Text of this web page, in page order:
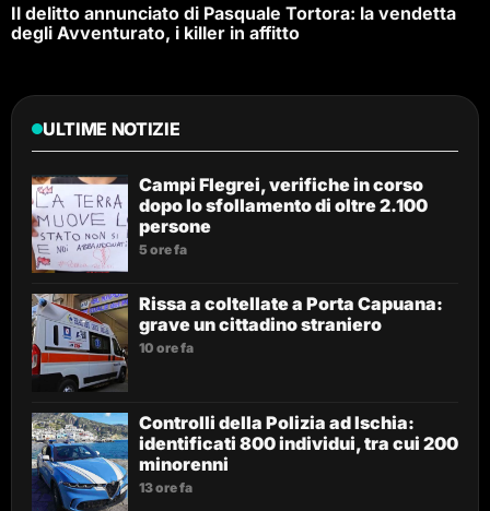
Il delitto annunciato di Pasquale Tortora: la vendetta
degli Avventurato, i killer in affitto
ULTIME NOTIZIE
Campi Flegrei, verifiche in corso
dopo lo sfollamento di oltre 2.100
persone
5 ore fa
Rissa a coltellate a Porta Capuana:
grave un cittadino straniero
10 ore fa
Controlli della Polizia ad Ischia:
identificati 800 individui, tra cui 200
minorenni
13 ore fa